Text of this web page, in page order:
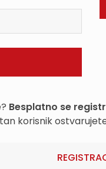
Besplatno se
korisnik